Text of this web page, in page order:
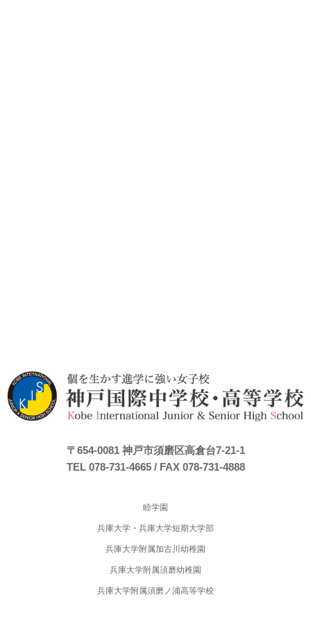
〒654-0081 神戸市須磨区高倉台7-21-1
TEL 078-731-4665/ FAX 078-731-4888
睦学園
兵庫大学・兵庫大学短期大学部
兵庫大学附属加古川幼稚園
兵庫大学附属須磨幼稚園
兵庫大学附属須磨ノ浦高等学校